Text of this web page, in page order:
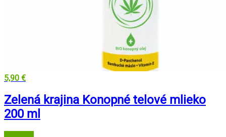
5,90 €
Zelená krajina Konopné telové mlieko
200 ml